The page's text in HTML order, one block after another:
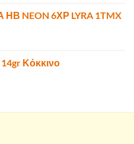
NEON 6ΧΡ LYRA 1TMX
14gr Κόκκινο